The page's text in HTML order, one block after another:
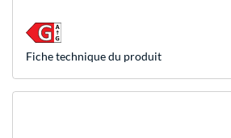
Fiche technique du produit